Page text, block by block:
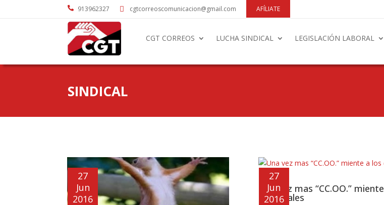
 913962327  cgtcorreoscomunicacion@gmail.com AFÍLIATE
CGT CORREOS LUCHA SINDICAL LEGISLACIÓN LABORAL
SINDICAL
27
Jun
2016
Una vez mas “CC.OO.”
eventuales
27
Jun
2016